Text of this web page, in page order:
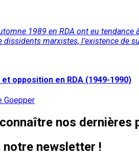
1989 en RDA ont eu
marxistes, l’existence de
opposition en RDA (1949-1990)
Goepper
nos dernières
notre newsletter !